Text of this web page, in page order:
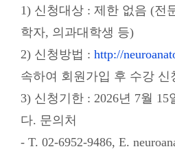
1) 신청대상 : 제한 없음 (전
학자, 의과대학생 등)
2) 신청방법 : http://
속하여 회원가입 후 수강 신
3) 신청기한 : 2026년 7월 15
다. 문의처
- T. 02-6952-9486, E.